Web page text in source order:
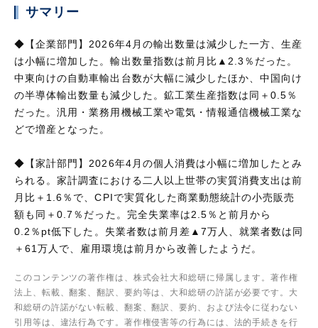
サマリー
◆【企業部門】2026年4月の輸出数量は減少した一方、生産
は小幅に増加した。輸出数量指数は前月比▲2.3％だった。
中東向けの自動車輸出台数が大幅に減少したほか、中国向け
の半導体輸出数量も減少した。鉱工業生産指数は同＋0.5％
だった。汎用・業務用機械工業や電気・情報通信機械工業な
どで増産となった。
◆【家計部門】2026年4月の個人消費は小幅に増加したとみ
られる。家計調査における二人以上世帯の実質消費支出は前
月比＋1.6％で、CPIで実質化した商業動態統計の小売販売
額も同＋0.7％だった。完全失業率は2.5％と前月から
0.2％pt低下した。失業者数は前月差▲7万人、就業者数は同
＋61万人で、雇用環境は前月から改善したようだ。
このコンテンツの著作権は、株式会社大和総研に帰属します。著作権
法上、転載、翻案、翻訳、要約等は、大和総研の許諾が必要です。大
和総研の許諾がない転載、翻案、翻訳、要約、および法令に従わない
引用等は、違法行為です。著作権侵害等の行為には、法的手続きを行